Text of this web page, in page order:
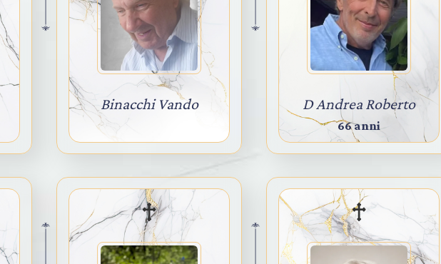
Binacchi Vando D Andrea Roberto
66 anni